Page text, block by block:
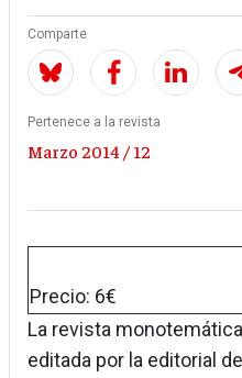
Comparte
Pertenece a la revista
Marzo 2014 / 12
Precio: 6€
La revista
editada por la editorial